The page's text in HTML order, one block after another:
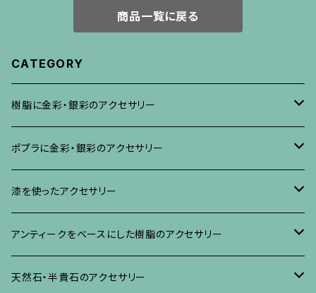
商品一覧に戻る
CATEGORY
樹脂に金彩・銀彩のアクセサリー
ブローチ
イヤリング・ピアス
ネックレス、その他
ポプラに金彩・銀彩のアクセサリー
ブローチ
イヤリング、ピアス
ネックレス、ペンダント
漆を使ったアクセサリー
ブローチ
イヤリング・ピアス
アンティークをベースにした樹脂のアクセサリー
ブローチ
天然石・半貴石のアクセサリー